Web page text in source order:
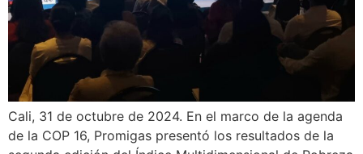
Cali, 31 de octubre de 2024. En el marco de la agenda
de la COP 16, Promigas presentó los resultados de la